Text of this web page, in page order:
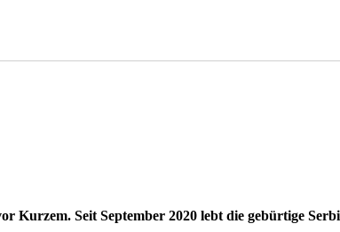
Kurzem. Seit September 2020 lebt die gebürtige